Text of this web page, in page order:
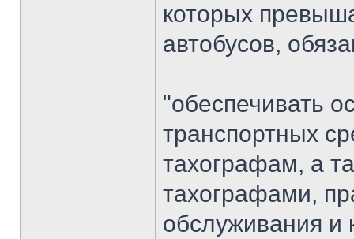
которых
автобусов,
"обеспечивать
транспортных
тахографам, а
тахографами,
обслуживания и